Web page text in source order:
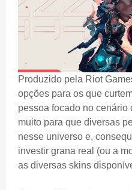
Produzido pela Riot
opções para os que
pessoa focado no cenário
muito para que diversas
nesse universo e,
investir grana real (ou a
as diversas skins